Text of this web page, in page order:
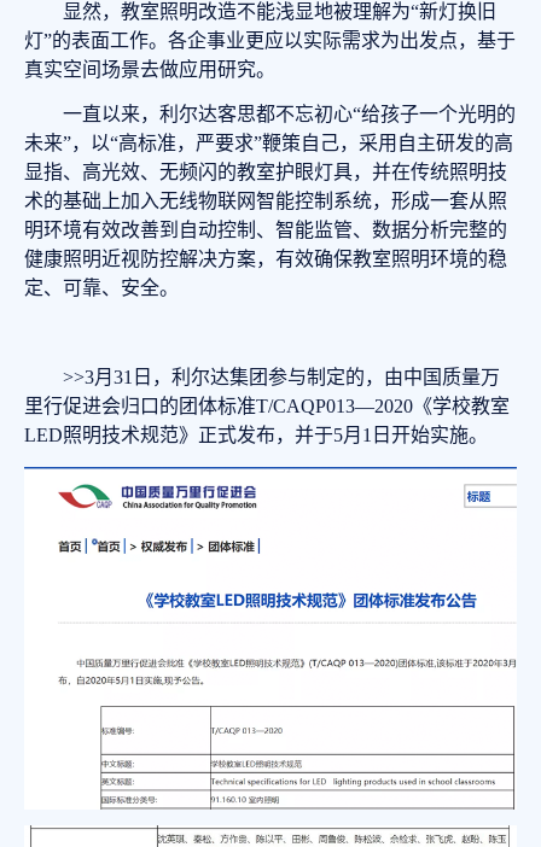
显然，教室照明改造不能浅显地被理解为“新灯换旧
灯”的表面工作。各企事业更应以实际需求为出发点，基于
真实空间场景去做应用研究。
一直以来，利尔达客思都不忘初心“给孩子一个光明的
未来”，以“高标准，严要求”鞭策自己，采用自主研发的高
显指、高光效、无频闪的教室护眼灯具，并在传统照明技
术的基础上加入无线物联网智能控制系统，形成一套从照
明环境有效改善到自动控制、智能监管、数据分析完整的
健康照明近视防控解决方案，有效确保教室照明环境的稳
定、可靠、安全。
>>3月31日，利尔达集团参与制定的，由中国质量万
里行促进会归口的团体标准T/CAQP013—2020《学校教室
LED照明技术规范》正式发布，并于5月1日开始实施。